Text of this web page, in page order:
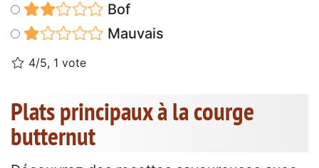
Bof
Mauvais
4/5, 1 vote
Plats principaux à la courge
butternut